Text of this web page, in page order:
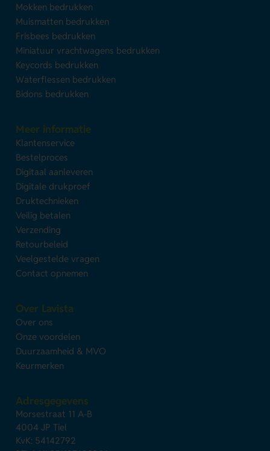
Mokken bedrukken
Muismatten bedrukken
Frisbees bedrukken
Miniatuur vrachtwagens bedrukken
Keycords bedrukken
Waterflessen bedrukken
Bidons bedrukken
Meer informatie
Klantenservice
Bestelproces
Digitaal aanleveren
Digitale drukproef
Druktechnieken
Veilig betalen
Verzending
Retourbeleid
Veelgestelde vragen
Contact opnemen
Over Lavista
Over ons
Onze voordelen
Duurzaamheid & MVO
Keurmerken
Adresgegevens
Morsestraat 11 A-B
4004 JP Tiel
KvK: 54142792